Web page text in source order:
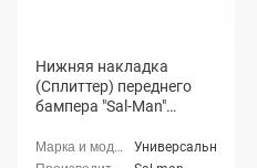
Нижняя накладка
(Сплиттер) переднего
бампера "Sal-Man"
Универсальные